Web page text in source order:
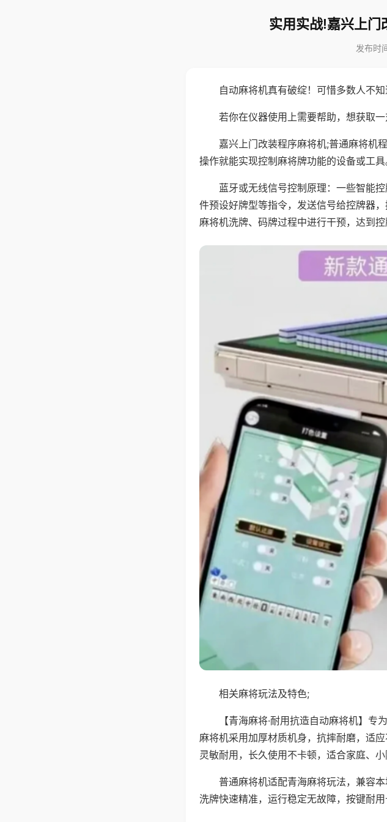
实用实战!嘉兴上门
发布时
自动麻将机真有破绽！可惜多数人不
若你在仪器使用上需要帮助，想获取
嘉兴上门改装程序麻将机;普通麻将机
操作就能实现控制麻将牌功能的设备或工具
蓝牙或无线信号控制原理：一些智能
件预设好牌型等指令，发送信号给控牌器
麻将机洗牌、码牌过程中进行干预，达到控
相关麻将玩法及特色;
【青海麻将·耐用抗造自动麻将机】
麻将机采用加厚材质机身，抗摔耐磨，适
灵敏耐用，长久使用不卡顿，适合家庭、
普通麻将机适配青海麻将玩法，兼容
洗牌快速精准，运行稳定无故障，按键耐用